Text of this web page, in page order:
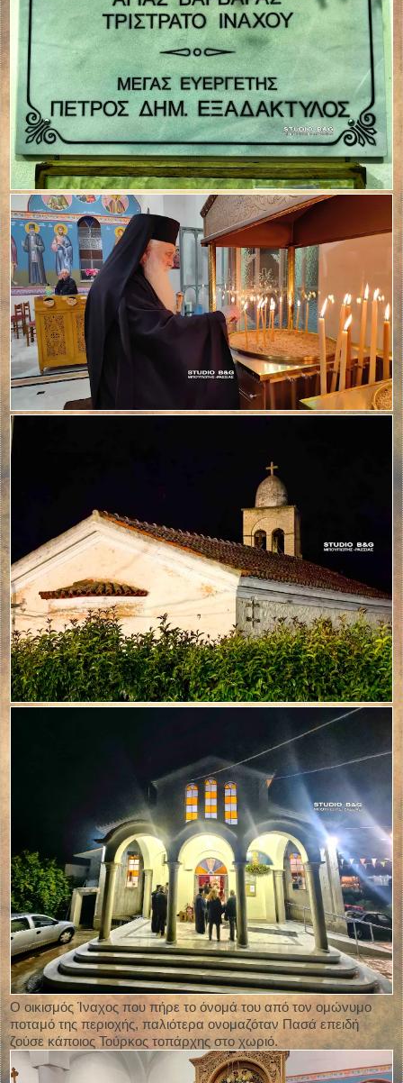
Ο οικισμός Ίναχος που πήρε το όνομά του από τον ομώνυμο
ποταμό της περιοχής, παλιότερα ονομαζόταν Πασά επειδή
ζούσε κάποιος Τούρκος τοπάρχης στο χωριό.